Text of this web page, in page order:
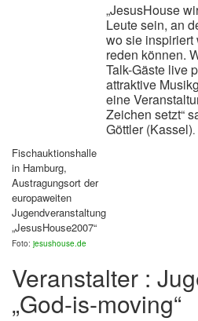
„JesusHouse
Leute sein, an
wo sie inspiriert
reden können.
Talk-Gäste live
attraktive
eine
Zeichen setzt“
Göttler (Kassel).
Fischauktionshalle
in Hamburg,
Austragungsort der
europaweiten
Jugendveranstaltung
„JesusHouse2007“
Foto: jesushouse.de
Veranstalter :
„God-is-moving“